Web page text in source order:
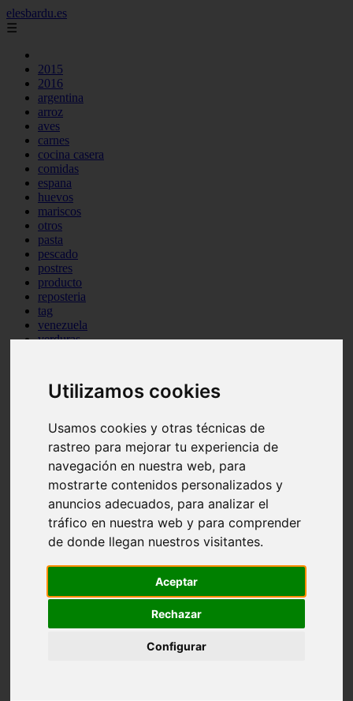
Utilizamos cookies
Usamos cookies y otras técnicas de
rastreo para mejorar tu experiencia de
navegación en nuestra web, para
mostrarte contenidos personalizados y
anuncios adecuados, para analizar el
tráfico en nuestra web y para comprender
de donde llegan nuestros visitantes.
Aceptar
Rechazar
Configurar
elesbardu.es
☰
2015
2016
argentina
arroz
aves
carnes
cocina casera
comidas
espana
huevos
mariscos
otros
pasta
pescado
postres
producto
reposteria
tag
venezuela
verduras
Teruel - sarrión
Cádiz - algodonales
Madrid - madrid
Asturias - oviedo
Cádiz - el-puerto-de-santa-maría
Asturias - aller
álava - vitoria-gasteiz
Málaga - marbella
Zaragoza - zaragoza
Barcelona - barcelona
Valencia - valencia
Toledo - seseña
Cantabria - val-de-san-vicente